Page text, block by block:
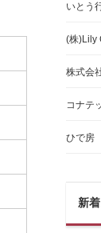
いとう
(株)Lily
株式会
コナテ
ひで房
新